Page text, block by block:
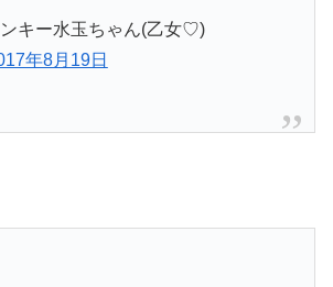
キー水玉ちゃん(乙女♡)
年8月19日